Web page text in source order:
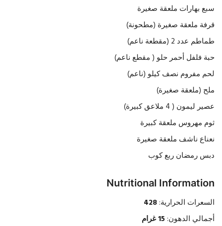
سبع بهارات ملعقة صغيرة
قرفة ملعقة صغيرة (مطحونة)
طماطم عدد 2 (مقطعة ناعم)
حبة فلفل أحمر حلو ( مقطع ناعم)
لحم مفروم نصف كيلو (ناعم)
ملح (ملعقة صغيرة)
عصير ليمون ( 4 ملاعق كبيرة)
ثوم مهروس ملعقة كبيرة
نعناع ناشف ملعقة صغيرة
دبس رمضان ربع كوب
Nutritional Information
السعرات الحرارية: 428
أجمالي الدهون: 15 غرام